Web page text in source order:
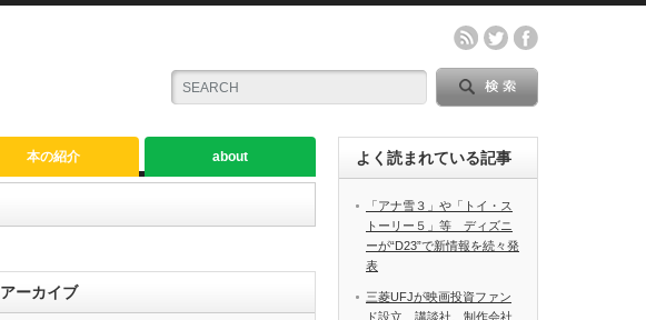
本の紹介 about
アーカイブ
よく読まれている記事
「アナ雪３」や「トイ・ス
トーリー５」等 ディズニ
ーが“D23”で新情報を続々発
表
三菱UFJが映画投資ファン
ド設立 講談社、制作会社